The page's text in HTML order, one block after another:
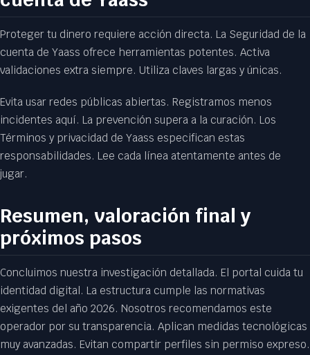
Proteger tu dinero requiere acción directa. La Seguridad de la
cuenta de Yaass ofrece herramientas potentes. Activa
validaciones extra siempre. Utiliza claves largas y únicas.
Evita usar redes públicas abiertas. Registramos menos
incidentes aquí. La prevención supera a la curación. Los
Términos y privacidad de Yaass especifican estas
responsabilidades. Lee cada línea atentamente antes de
jugar.
Resumen, valoración final y
próximos pasos
Concluimos nuestra investigación detallada. El portal cuida tu
identidad digital. La estructura cumple las normativas
exigentes del año 2026. Nosotros recomendamos este
operador por su transparencia. Aplican medidas tecnológicas
muy avanzadas. Evitan compartir perfiles sin permiso expreso.